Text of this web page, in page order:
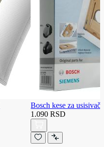
Bosch kese za
1.090 RSD